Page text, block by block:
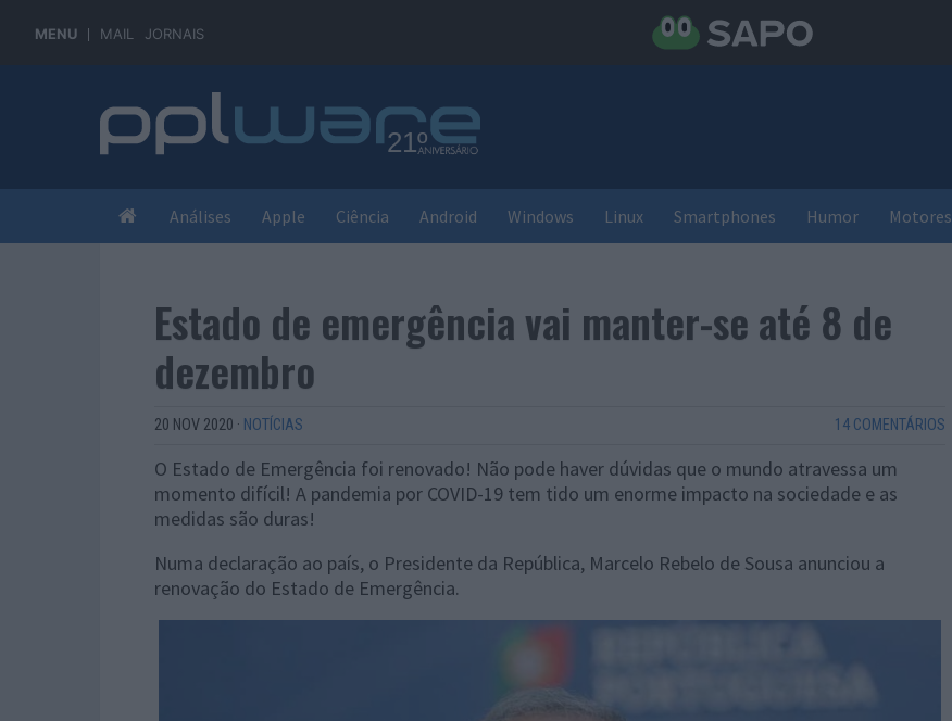
MENU MAIL JORNAIS
Análises Apple Ciência Android Windows Linux Smartphones Humor Motores
Estado de emergência vai manter-se até 8 de
dezembro
20 NOV 2020 · NOTÍCIAS 14 COMENTÁRIOS
O Estado de Emergência foi renovado! Não pode haver dúvidas que o mundo atravessa um
momento difícil! A pandemia por COVID-19 tem tido um enorme impacto na sociedade e as
medidas são duras!
Numa declaração ao país, o Presidente da República, Marcelo Rebelo de Sousa anunciou a
renovação do Estado de Emergência.